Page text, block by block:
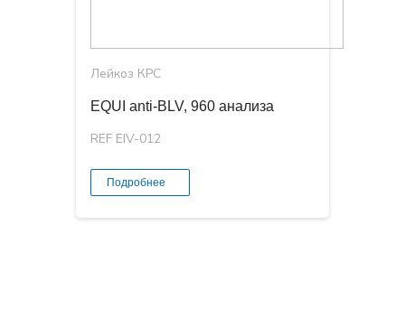
Лейкоз КРС
EQUI anti-BLV, 960 анализа
REF EIV-012
Подробнее